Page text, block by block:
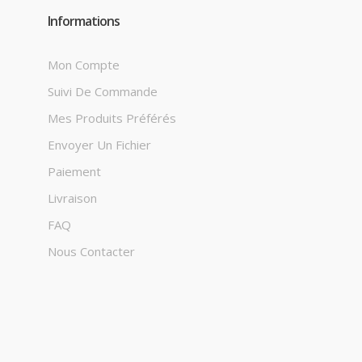
Informations
Mon Compte
Suivi De Commande
Mes Produits Préférés
Envoyer Un Fichier
Paiement
Livraison
FAQ
Nous Contacter